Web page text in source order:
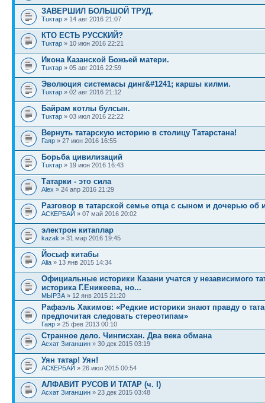
ЗАВЕРШИЛ БОЛЬШОЙ ТРУД.
Тuктар » 14 авг 2016 21:07
КТО ЕСТЬ РУССКИЙ?
Тuктар » 10 июн 2016 22:21
Икона Казанской Божьей матери.
Тuктар » 05 авг 2016 22:59
Эволюция системасы динг&#1241; каршы килми.
Тuктар » 02 авг 2016 21:12
Байрам котлы булсын.
Тuктар » 03 июл 2016 22:22
Вернуть татарскую историю в столицу Татарстана!
Гаяр » 27 июн 2016 16:55
Борьба цивилизаций
Тuктар » 19 июн 2016 16:43
Татарки - это сила
Alex » 24 апр 2016 21:29
Разговор в татарской семье отца с сыном и дочерью об
АСКЕРБАЙ » 07 май 2016 20:02
электрон китаплар
kazak » 31 мар 2016 19:45
Йосыф китабы
Alia » 13 янв 2015 14:34
Официальные историки Казани учатся у независимого
историка Г.Еникеева, но...
МЫРЗА » 12 янв 2015 21:20
Рафаэль Хакимов: «Редкие историки знают правду о
предпочитая следовать стереотипам»
Гаяр » 25 фев 2013 00:10
Странное дело. Чингисхан. Два века обмана
Асхат Зиганшин » 30 дек 2015 03:19
Уян татар! Уян!
АСКЕРБАЙ » 26 июл 2015 00:54
АЛФАВИТ РУСОВ И ТАТАР (ч. I)
Асхат Зиганшин » 23 дек 2015 03:48